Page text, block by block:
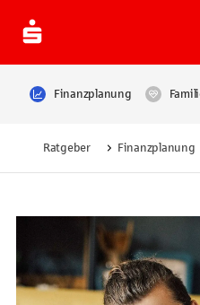
Finanzplanung
Ratgeber Finanzplanung